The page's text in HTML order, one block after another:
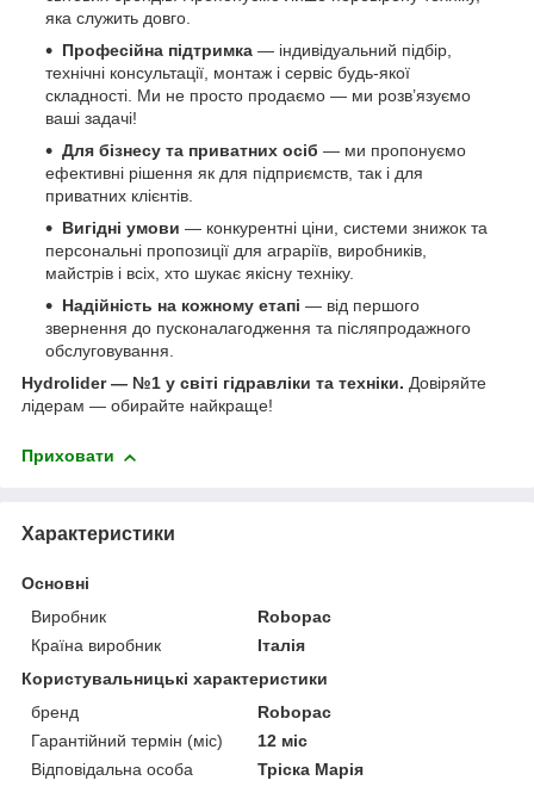
яка служить довго.
Професійна підтримка — індивідуальний підбір,
технічні консультації, монтаж і сервіс будь-якої
складності. Ми не просто продаємо — ми розв’язуємо
ваші задачі!
Для бізнесу та приватних осіб — ми пропонуємо
ефективні рішення як для підприємств, так і для
приватних клієнтів.
Вигідні умови — конкурентні ціни, системи знижок та
персональні пропозиції для аграріїв, виробників,
майстрів і всіх, хто шукає якісну техніку.
Надійність на кожному етапі — від першого
звернення до пусконалагодження та післяпродажного
обслуговування.
Hydrolider — №1 у світі гідравліки та техніки. Довіряйте
лідерам — обирайте найкраще!
Приховати
Характеристики
Основні
Виробник
Robopac
Країна виробник
Італія
Користувальницькі характеристики
бренд
Robopac
Гарантійний термін (міс)
12 міс
Відповідальна особа
Тріска Марія